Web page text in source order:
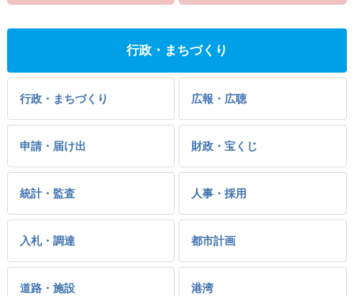
行政・まちづくり
行政・まちづくり 広報・広聴
申請・届け出 財政・宝くじ
統計・監査 人事・採用
入札・調達 都市計画
道路・施設 港湾